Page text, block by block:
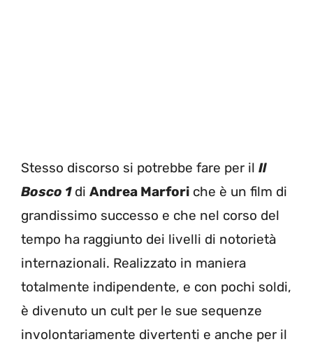
Stesso discorso si potrebbe fare per il Il
Bosco 1di Andrea Marfori che è un film di
grandissimo successo e che nel corso del
tempo ha raggiunto dei livelli di notorietà
internazionali. Realizzato in maniera
totalmente indipendente, e con pochi soldi,
è divenuto un cult per le sue sequenze
involontariamente divertenti e anche per il